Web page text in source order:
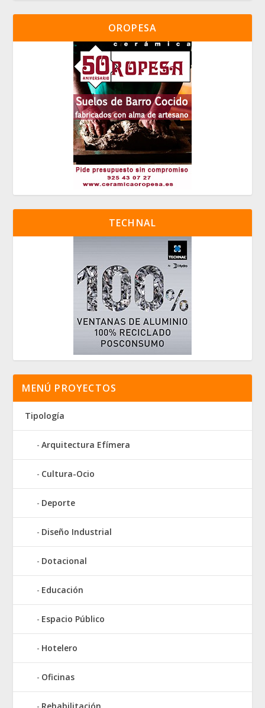
OROPESA
TECHNAL
MENÚ PROYECTOS
Tipología
Arquitectura Efímera
Cultura-Ocio
Deporte
Diseño Industrial
Dotacional
Educación
Espacio Público
Hotelero
Oficinas